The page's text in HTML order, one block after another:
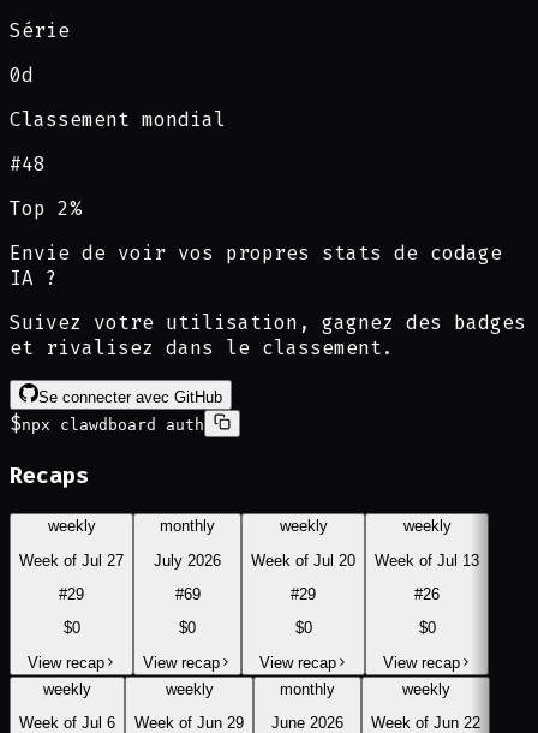
Série
0d
Classement mondial
#48
Top 2%
Envie de voir vos propres stats de codage
IA ?
Suivez votre utilisation, gagnez des badges
et rivalisez dans le classement.
Se connecter avec GitHub
$npx clawdboard auth
Recaps
weekly
Week of Jul 27
#29
$0
View recap
monthly
July 2026
#69
$0
View recap
weekly
Week of Jul 20
#29
$0
View recap
weekly
Week of Jul 13
#26
$0
View recap
weekly
Week of Jul 6
weekly
Week of Jun 29
monthly
June 2026
weekly
Week of Jun 22